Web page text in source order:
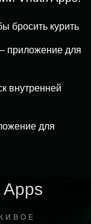
бросить курить
приложение для
внутренней
для